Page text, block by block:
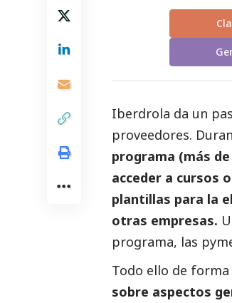
Iberdrola da un
proveedores.
programa (más
acceder a cursos
plantillas para la
otras empresas.
programa, las
Todo ello de
sobre aspectos